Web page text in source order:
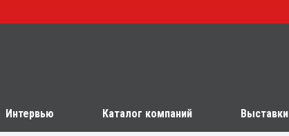
Интервью Каталог компаний Выставки